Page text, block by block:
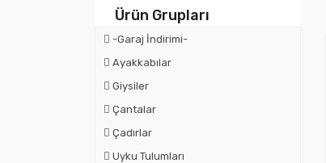
Ürün Grupları
-Garaj İndirimi-
Ayakkabılar
Giysiler
Çantalar
Çadırlar
Uyku Tulumları